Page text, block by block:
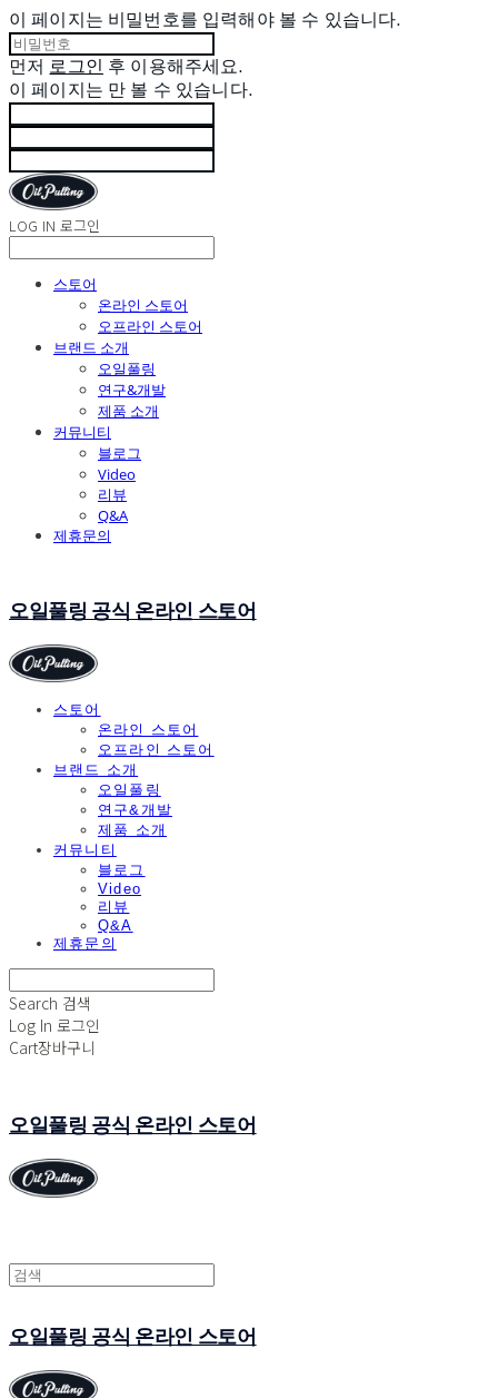
이 페이지는 비밀번호를 입력해야 볼 수 있습니다.
먼저 로그인 후 이용해주세요.
이 페이지는 만 볼 수 있습니다.
LOG IN 로그인
스토어
온라인 스토어
오프라인 스토어
브랜드 소개
오일풀링
연구&개발
제품 소개
커뮤니티
블로그
Video
리뷰
Q&A
제휴문의
오일풀링 공식 온라인 스토어
스토어
온라인 스토어
오프라인 스토어
브랜드 소개
오일풀링
연구&개발
제품 소개
커뮤니티
블로그
Video
리뷰
Q&A
제휴문의
Search 검색
Log In 로그인
Cart장바구니
오일풀링 공식 온라인 스토어
오일풀링 공식 온라인 스토어